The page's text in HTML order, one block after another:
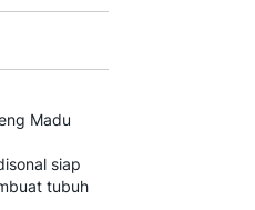
Madu
siap
tubuh